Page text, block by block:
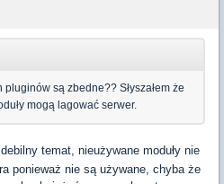
pluginów są zbedne?? Słyszałem że
mogą lagować serwer.
temat, nieużywane moduły nie
ponieważ nie są używane, chyba że